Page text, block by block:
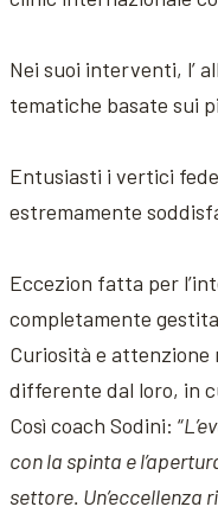
Nei suoi interventi, l’
tematiche basate sui
Entusiasti i vertici
estremamente
Eccezion fatta per
completamente
Curiosità e attenzione
differente dal loro, in
Così coach Sodini: “
con la spinta e
settore.